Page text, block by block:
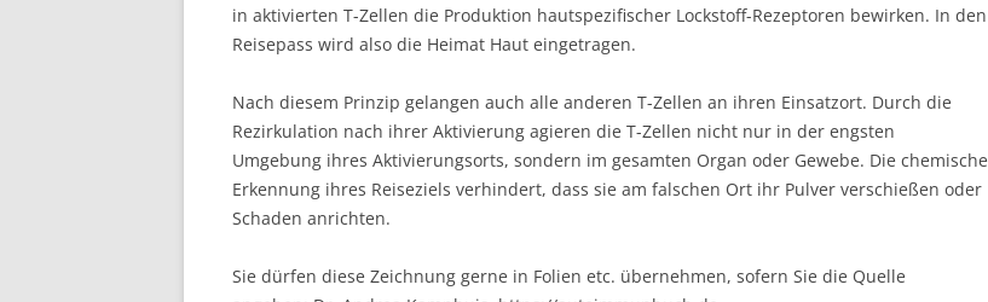
in aktivierten T-Zellen die Produktion hautspezifischer Lockstoff-Rezeptoren bewirken. In den
Reisepass wird also die Heimat Haut eingetragen.
Nach diesem Prinzip gelangen auch alle anderen T-Zellen an ihren Einsatzort. Durch die
Rezirkulation nach ihrer Aktivierung agieren die T-Zellen nicht nur in der engsten
Umgebung ihres Aktivierungsorts, sondern im gesamten Organ oder Gewebe. Die chemische
Erkennung ihres Reiseziels verhindert, dass sie am falschen Ort ihr Pulver verschießen oder
Schaden anrichten.
Sie dürfen diese Zeichnung gerne in Folien etc. übernehmen, sofern Sie die Quelle